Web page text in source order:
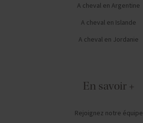
A cheval en Argentine
A cheval en Islande
A cheval en Jordanie
En savoir +
Rejoignez notre équipe